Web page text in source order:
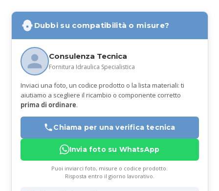
Dubbi su compatibilità o misure?
Consulenza Tecnica
Fornitura Idraulica Specialistica
Inviaci una foto, un codice prodotto o la lista materiali: ti
aiutiamo a scegliere il ricambio o componente corretto
prima di ordinare.
Chiama per una verifica tecnica
Invia foto su WhatsApp
Puoi inviarci foto, misure o codice prodotto.
Risposta entro il giorno lavorativo.